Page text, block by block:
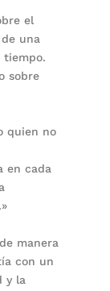
el
una
tiempo.
sobre
quien no
en cada
manera
con un
y la